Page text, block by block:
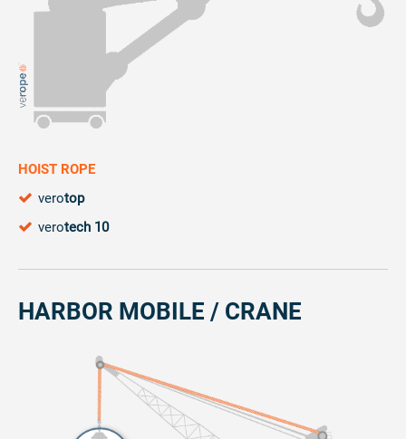
HOIST ROPE
verotop
verotech 10
HARBOR MOBILE / CRANE